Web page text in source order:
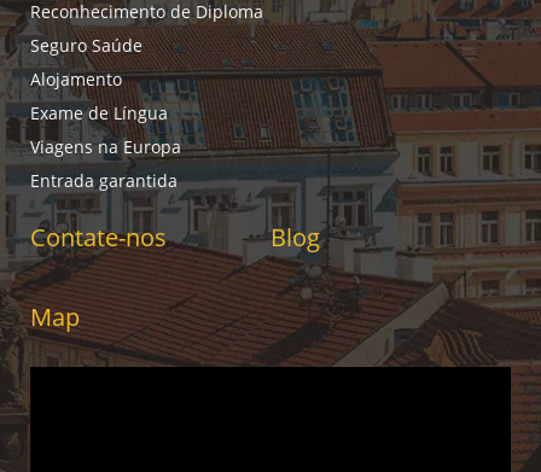
Reconhecimento de Diploma
Seguro Saúde
Alojamento
Exame de Língua
Viagens na Europa
Entrada garantida
Contate-nos Blog
Map